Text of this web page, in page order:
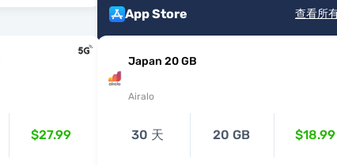
App Store 查看所
$27.99
Japan 20 GB
Airalo
30 天 20 GB $18.99